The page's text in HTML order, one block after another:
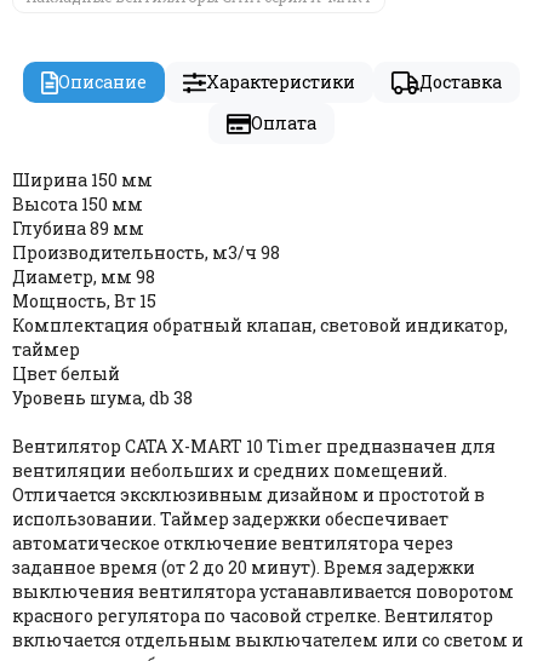
Описание Характеристики
Доставка
Оплата
Ширина 150 мм
Высота 150 мм
Глубина 89 мм
Производительность, м3/ч 98
Диаметр, мм 98
Мощность, Вт 15
Комплектация обратный клапан, световой индикатор,
таймер
Цвет белый
Уровень шума, db 38
Вентилятор CATA X-MART 10 Timer предназначен для
вентиляции небольших и средних помещений.
Отличается эксклюзивным дизайном и простотой в
использовании. Таймер задержки обеспечивает
автоматическое отключение вентилятора через
заданное время (от 2 до 20 минут). Время задержки
выключения вентилятора устанавливается поворотом
красного регулятора по часовой стрелке. Вентилятор
включается отдельным выключателем или со светом и